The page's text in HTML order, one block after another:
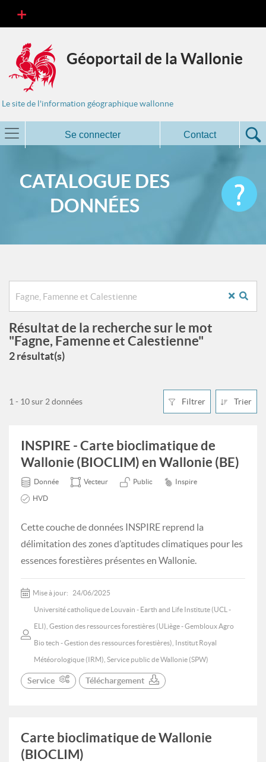
Géoportail de la Wallonie
Le site de l'information géographique wallonne
Se connecter Contact
CATALOGUE DES
DONNÉES
Résultat de la recherche sur le mot
"Fagne, Famenne et Calestienne"
2 résultat(s)
Filtrer Trier
1 - 10 sur 2 données
INSPIRE - Carte bioclimatique de
Wallonie (BIOCLIM) en Wallonie (BE)
Donnée Vecteur Public Inspire
HVD
Cette couche de données INSPIRE reprend la
délimitation des zones d’aptitudes climatiques pour les
essences forestières présentes en Wallonie.
Mise à jour: 24/06/2025
Université catholique de Louvain - Earth and Life Institute (UCL -
ELI), Gestion des ressources forestières (ULiège - Gembloux Agro
Bio tech - Gestion des ressources forestières), Institut Royal
Météorologique (IRM), Service public de Wallonie (SPW)
Service Téléchargement
Carte bioclimatique de Wallonie
(BIOCLIM)